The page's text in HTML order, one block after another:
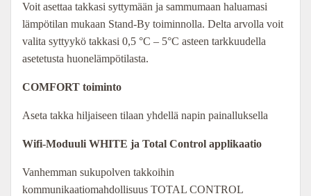
Voit asettaa takkasi syttymään ja sammumaan haluamasi
lämpötilan mukaan Stand-By toiminnolla. Delta arvolla voit
valita syttyykö takkasi 0,5 °C – 5°C asteen tarkkuudella
asetetusta huonelämpötilasta.
COMFORT toiminto
Aseta takka hiljaiseen tilaan yhdellä napin painalluksella
Wifi-Moduuli WHITE ja Total Control applikaatio
Vanhemman sukupolven takkoihin
kommunikaatiomahdollisuus TOTAL CONTROL